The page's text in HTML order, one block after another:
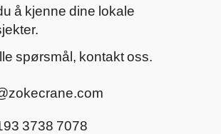
å kjenne dine lokale
spørsmål, kontakt oss.
3738 7078